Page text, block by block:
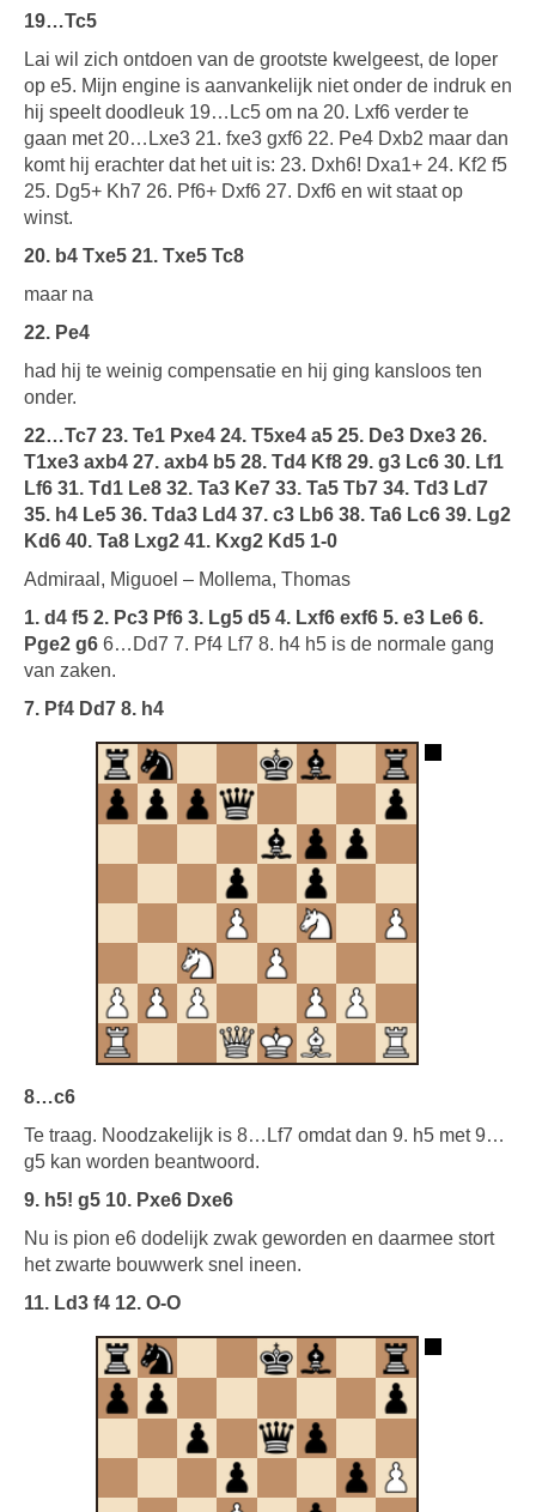
19…Tc5
Lai wil zich ontdoen van de grootste kwelgeest, de loper
op e5. Mijn engine is aanvankelijk niet onder de indruk en
hij speelt doodleuk 19…Lc5 om na 20. Lxf6 verder te
gaan met 20…Lxe3 21. fxe3 gxf6 22. Pe4 Dxb2 maar dan
komt hij erachter dat het uit is: 23. Dxh6! Dxa1+ 24. Kf2 f5
25. Dg5+ Kh7 26. Pf6+ Dxf6 27. Dxf6 en wit staat op
winst.
20. b4 Txe5 21. Txe5 Tc8
maar na
22. Pe4
had hij te weinig compensatie en hij ging kansloos ten
onder.
22…Tc7 23. Te1 Pxe4 24. T5xe4 a5 25. De3 Dxe3 26.
T1xe3 axb4 27. axb4 b5 28. Td4 Kf8 29. g3 Lc6 30. Lf1
Lf6 31. Td1 Le8 32. Ta3 Ke7 33. Ta5 Tb7 34. Td3 Ld7
35. h4 Le5 36. Tda3 Ld4 37. c3 Lb6 38. Ta6 Lc6 39. Lg2
Kd6 40. Ta8 Lxg2 41. Kxg2 Kd5 1-0
Admiraal, Miguoel – Mollema, Thomas
1. d4 f5 2. Pc3 Pf6 3. Lg5 d5 4. Lxf6 exf6 5. e3 Le6 6.
Pge2 g6 6…Dd7 7. Pf4 Lf7 8. h4 h5 is de normale gang
van zaken.
7. Pf4 Dd7 8. h4
8…c6
Te traag. Noodzakelijk is 8…Lf7 omdat dan 9. h5 met 9…
g5 kan worden beantwoord.
9. h5! g5 10. Pxe6 Dxe6
Nu is pion e6 dodelijk zwak geworden en daarmee stort
het zwarte bouwwerk snel ineen.
11. Ld3 f4 12. O-O